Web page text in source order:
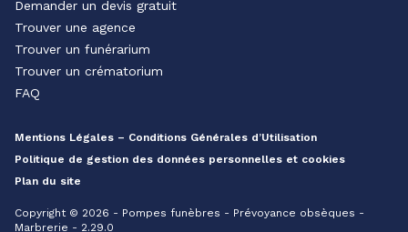
Demander un devis gratuit
Trouver une agence
Trouver un funérarium
Trouver un crématorium
FAQ
Mentions Légales – Conditions Générales d’Utilisation
Politique de gestion des données personnelles et cookies
Plan du site
Copyright © 2026 - Pompes funèbres - Prévoyance obsèques -
Marbrerie - 2.29.0